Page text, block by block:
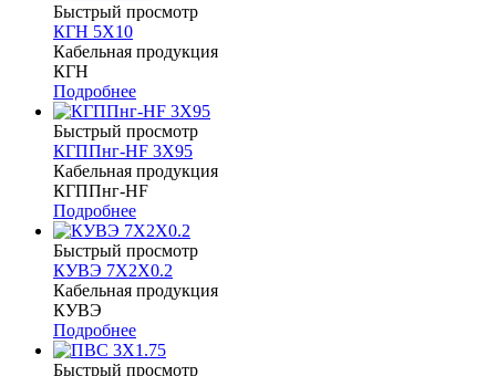
Быстрый просмотр
КГН 5Х10
Кабельная продукция
КГН
Подробнее
Быстрый просмотр
КГППнг-HF 3Х95
Кабельная продукция
КГППнг-HF
Подробнее
Быстрый просмотр
КУВЭ 7Х2Х0.2
Кабельная продукция
КУВЭ
Подробнее
Быстрый просмотр